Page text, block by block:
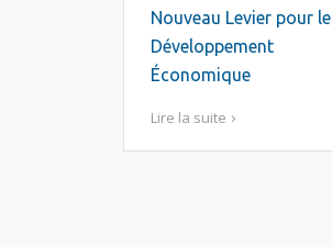
Nouveau Levier pour le
Développement
Économique
Lire la suite